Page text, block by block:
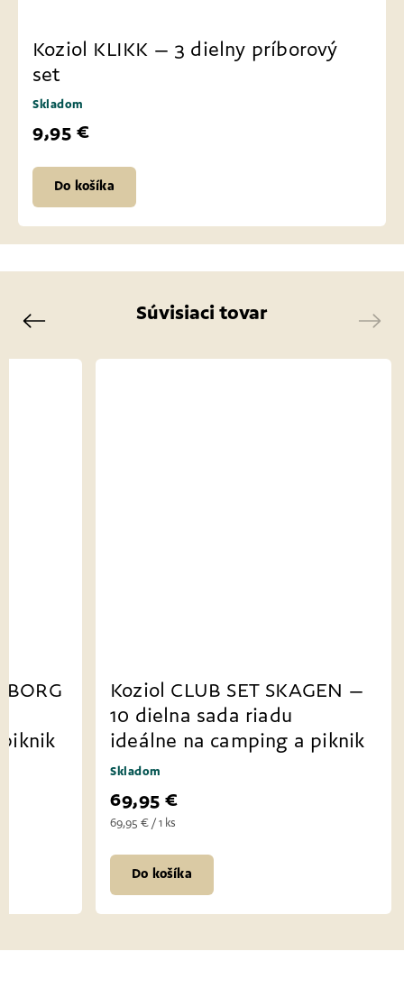
Koziol KLIKK – 3 dielny príborový
set
Skladom
9,95 €
Do košíka
Súvisiaci tovar
Previous
Koziol CLUB SET GÖTEBORG
– 16 dielna sada riadu
ideálne na camping a piknik
Koziol
ideálne
Next